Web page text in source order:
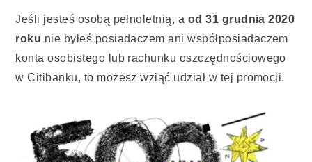
Jeśli jesteś osobą pełnoletnią, a od 31 grudnia 2020
roku nie byłeś posiadaczem ani współposiadaczem
konta osobistego lub rachunku oszczędnościowego
w Citibanku, to możesz wziąć udział w tej promocji.